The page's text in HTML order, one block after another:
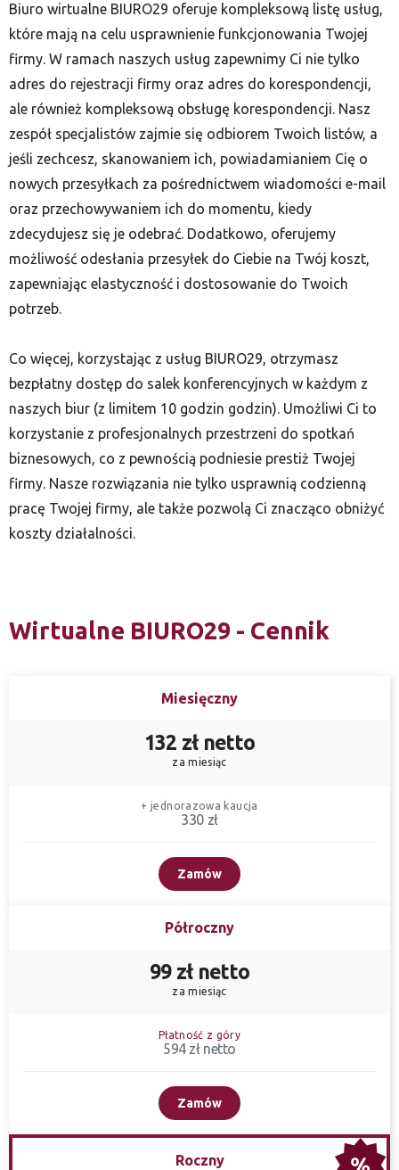
Biuro wirtualne BIURO29 oferuje kompleksową listę usług,
które mają na celu usprawnienie funkcjonowania Twojej
firmy. W ramach naszych usług zapewnimy Ci nie tylko
adres do rejestracji firmy oraz adres do korespondencji,
ale również kompleksową obsługę korespondencji. Nasz
zespół specjalistów zajmie się odbiorem Twoich listów, a
jeśli zechcesz, skanowaniem ich, powiadamianiem Cię o
nowych przesyłkach za pośrednictwem wiadomości e-mail
oraz przechowywaniem ich do momentu, kiedy
zdecydujesz się je odebrać. Dodatkowo, oferujemy
możliwość odesłania przesyłek do Ciebie na Twój koszt,
zapewniając elastyczność i dostosowanie do Twoich
potrzeb.
Co więcej, korzystając z usług BIURO29, otrzymasz
bezpłatny dostęp do salek konferencyjnych w każdym z
naszych biur (z limitem 10 godzin godzin). Umożliwi Ci to
korzystanie z profesjonalnych przestrzeni do spotkań
biznesowych, co z pewnością podniesie prestiż Twojej
firmy. Nasze rozwiązania nie tylko usprawnią codzienną
pracę Twojej firmy, ale także pozwolą Ci znacząco obniżyć
koszty działalności.
Wirtualne BIURO29 - Cennik
Miesięczny
132 zł netto
za miesiąc
+ jednorazowa kaucja
330 zł
Zamów
Półroczny
99 zł netto
za miesiąc
Płatność z góry
594 zł netto
Zamów
Roczny